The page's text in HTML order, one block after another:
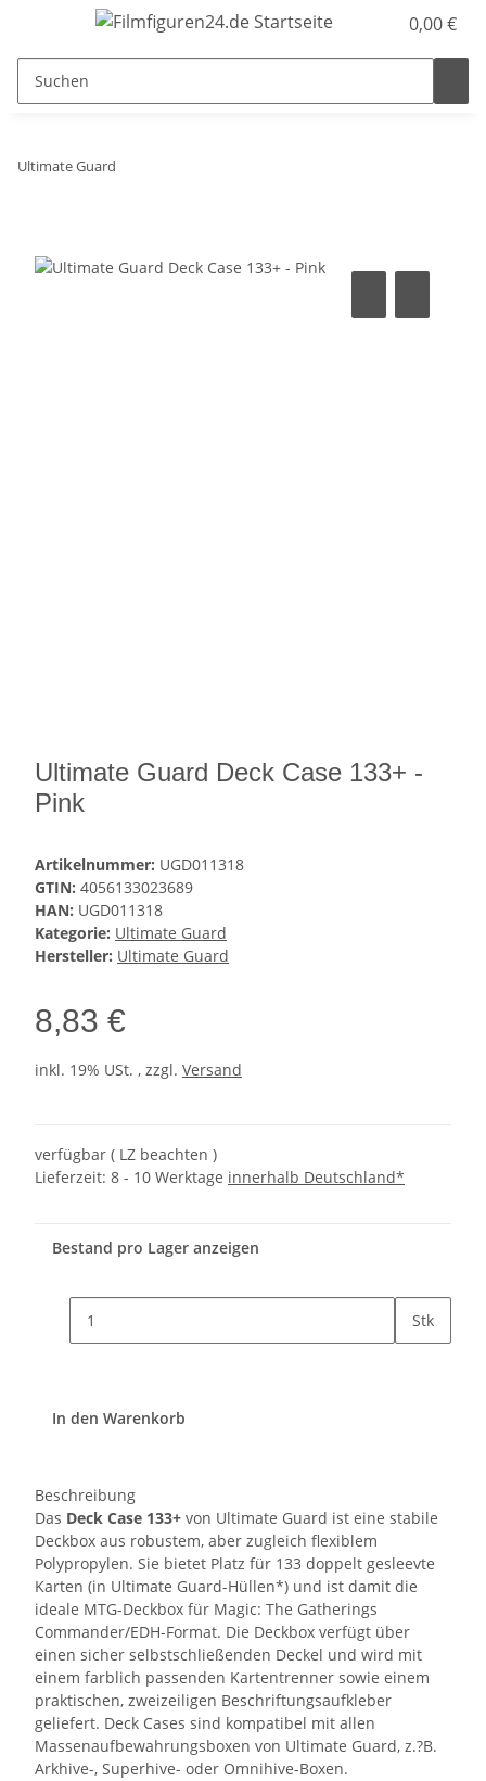
0,00 €
Ultimate Guard
Ultimate Guard Deck Case 133+ -
Pink
Artikelnummer: UGD011318
GTIN: 4056133023689
HAN: UGD011318
Kategorie: Ultimate Guard
Hersteller: Ultimate Guard
8,83 €
inkl. 19% USt. , zzgl. Versand
verfügbar ( LZ beachten )
Lieferzeit: 8 - 10 Werktage innerhalb Deutschland*
Bestand pro Lager anzeigen
Stk
In den Warenkorb
Beschreibung
Das Deck Case 133+ von Ultimate Guard ist eine stabile
Deckbox aus robustem, aber zugleich flexiblem
Polypropylen. Sie bietet Platz für 133 doppelt gesleevte
Karten (in Ultimate Guard-Hüllen*) und ist damit die
ideale MTG-Deckbox für Magic: The Gatherings
Commander/EDH-Format. Die Deckbox verfügt über
einen sicher selbstschließenden Deckel und wird mit
einem farblich passenden Kartentrenner sowie einem
praktischen, zweizeiligen Beschriftungsaufkleber
geliefert. Deck Cases sind kompatibel mit allen
Massenaufbewahrungsboxen von Ultimate Guard, z.?B.
Arkhive-, Superhive- oder Omnihive-Boxen.